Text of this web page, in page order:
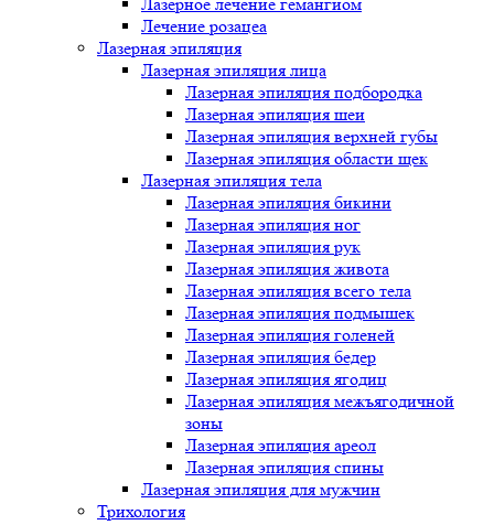
Лазерное лечение гемангиом
Лечение розацеа
Лазерная эпиляция
Лазерная эпиляция лица
Лазерная эпиляция подбородка
Лазерная эпиляция шеи
Лазерная эпиляция верхней губы
Лазерная эпиляция области щек
Лазерная эпиляция тела
Лазерная эпиляция бикини
Лазерная эпиляция ног
Лазерная эпиляция рук
Лазерная эпиляция живота
Лазерная эпиляция всего тела
Лазерная эпиляция подмышек
Лазерная эпиляция голеней
Лазерная эпиляция бедер
Лазерная эпиляция ягодиц
Лазерная эпиляция межъягодичной
зоны
Лазерная эпиляция ареол
Лазерная эпиляция спины
Лазерная эпиляция для мужчин
Трихология